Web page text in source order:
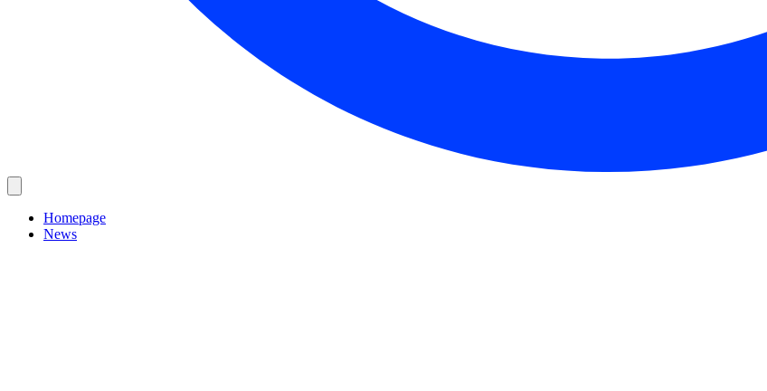
Homepage
News